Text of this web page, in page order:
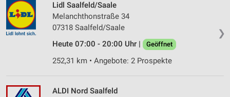
❯
Lidl Saalfeld/Saale
Melanchthonstraße 34
07318 Saalfeld/Saale
Heute 07:00 - 20:00 Uhr |
Geöffnet
252,31 km • Angebote: 2 Prospekte
ALDI Nord Saalfeld